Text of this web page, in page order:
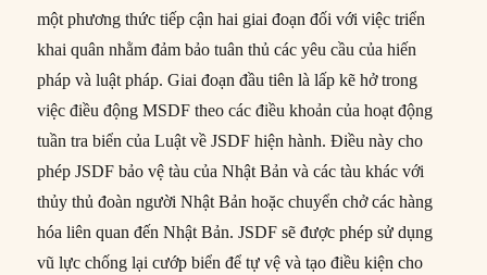
một phương thức tiếp cận hai giai đoạn đối với việc triển
khai quân nhằm đảm bảo tuân thủ các yêu cầu của hiến
pháp và luật pháp. Giai đoạn đầu tiên là lấp kẽ hở trong
việc điều động MSDF theo các điều khoản của hoạt động
tuần tra biển của Luật về JSDF hiện hành. Điều này cho
phép JSDF bảo vệ tàu của Nhật Bản và các tàu khác với
thủy thủ đoàn người Nhật Bản hoặc chuyển chở các hàng
hóa liên quan đến Nhật Bản. JSDF sẽ được phép sử dụng
vũ lực chống lại cướp biển để tự vệ và tạo điều kiện cho